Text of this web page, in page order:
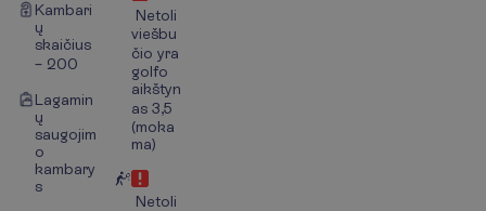
Kambari
ų
skaičius
– 200
Lagamin
ų
saugojim
o
kambary
s
Netoli
viešbu
čio yra
golfo
aikštyn
as 3,5
(moka
ma)
Netoli